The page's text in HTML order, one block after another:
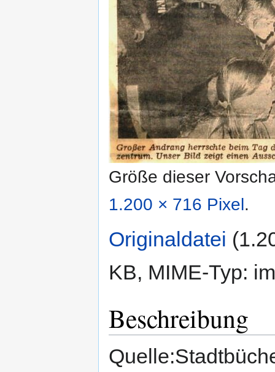
Größe dieser
1.200 × 716 Pixel.
Originaldatei
KB, MIME-Typ:
Beschreibung